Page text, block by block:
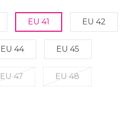
EU 41 EU 42
EU 44 EU 45
EU 47 EU 48